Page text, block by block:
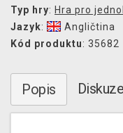
Typ hry: Hra pro
Jazyk:
Angličtina
Kód produktu: 35682
Popis